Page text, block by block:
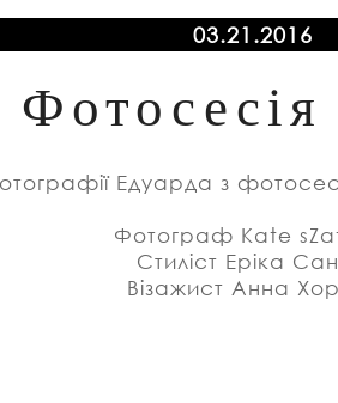
03.21.2016
Едуарда з
Фотограф Kate
Стиліст Еріка
Візажист Анна